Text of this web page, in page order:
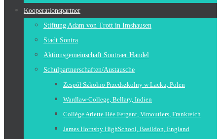
Kooperationspartner
Stiftung Adam von Trott in Imshausen
Stadt Sontra
Aktionsgemeinschaft Sontraer Handel
Schulpartnerschaften/Austausche
Zespół Szkolno Przedszkolny w Lacku, Polen
Wardlaw-College, Bellary, Indien
Collège Arlette Hée Fergant, Vimoutiers, Frankreich
James Hornsby HighSchool, Basildon, England